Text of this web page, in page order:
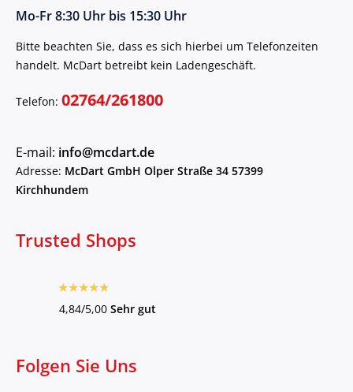
Mo-Fr 8:30 Uhr bis 15:30 Uhr
Bitte beachten Sie, dass es sich hierbei um Telefonzeiten
handelt. McDart betreibt kein Ladengeschäft.
Telefon: 02764/261800
E-mail: info@mcdart.de
Adresse: McDart GmbH Olper Straße 34 57399
Kirchhundem
Trusted Shops
4,84/5,00 Sehr gut
Folgen Sie Uns